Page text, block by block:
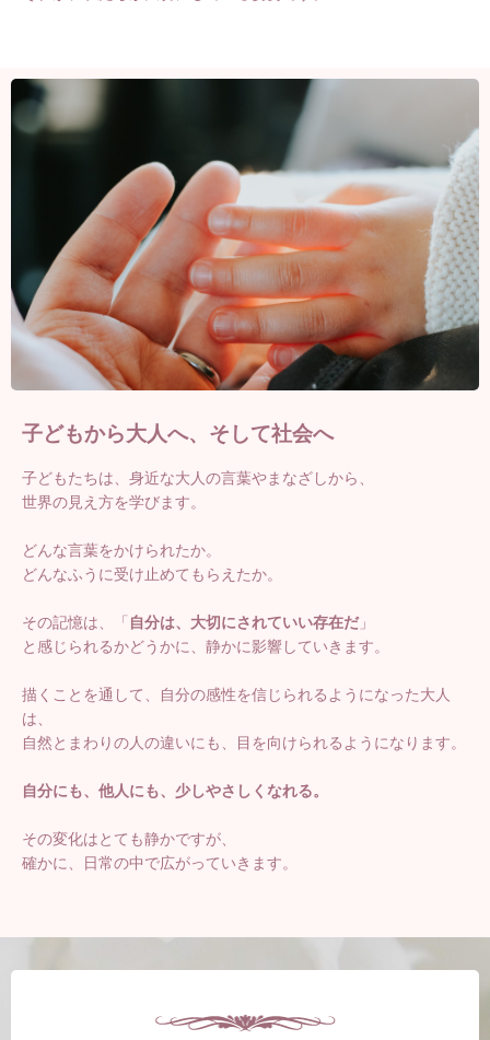
子どもから大人へ、そして社会へ
子どもたちは、身近な大人の言葉やまなざしから、
世界の見え方を学びます。
どんな言葉をかけられたか。
どんなふうに受け止めてもらえたか。
その記憶は、「 自分は、大切にされていい存在だ」
と感じられるかどうかに、静かに影響していきます。
描くことを通して、自分の感性を信じられるようになった大人
は、
自然とまわりの人の違いにも、目を向けられるようになります。
自分にも、他人にも、少しやさしくなれる。
その変化はとても静かですが、
確かに、日常の中で広がっていきます。